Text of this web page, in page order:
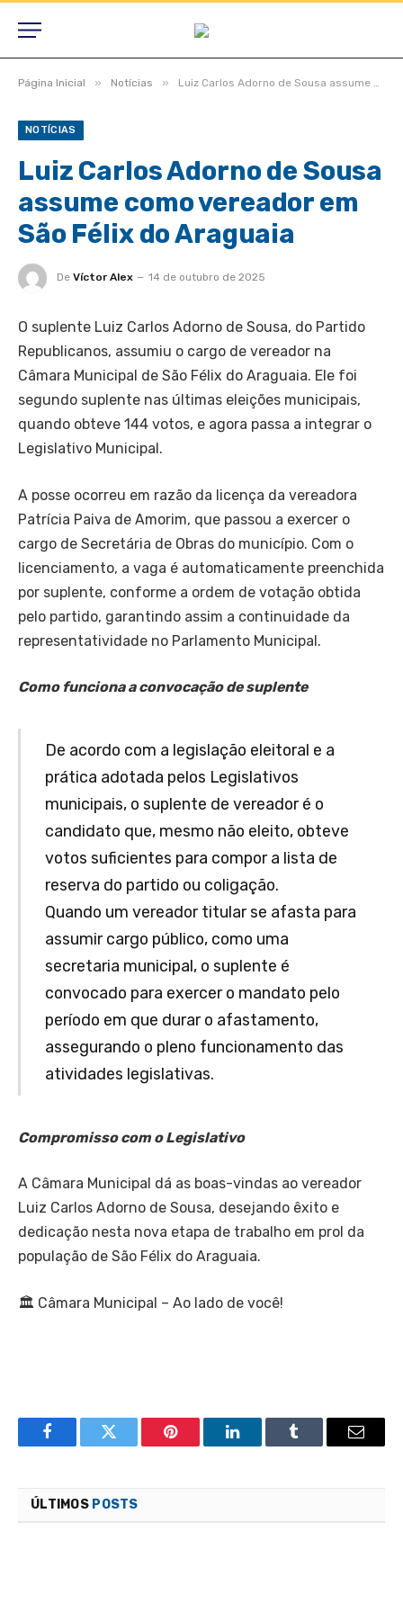
Página Inicial » Notícias » Luiz Carlos Adorno de Sousa assume como vereador em São Félix do Araguaia
NOTÍCIAS
Luiz Carlos Adorno de Sousa
assume como vereador em
São Félix do Araguaia
De Víctor Alex 14 de outubro de 2025
O suplente Luiz Carlos Adorno de Sousa, do Partido
Republicanos, assumiu o cargo de vereador na
Câmara Municipal de São Félix do Araguaia. Ele foi
segundo suplente nas últimas eleições municipais,
quando obteve 144 votos, e agora passa a integrar o
Legislativo Municipal.
A posse ocorreu em razão da licença da vereadora
Patrícia Paiva de Amorim, que passou a exercer o
cargo de Secretária de Obras do município. Com o
licenciamento, a vaga é automaticamente preenchida
por suplente, conforme a ordem de votação obtida
pelo partido, garantindo assim a continuidade da
representatividade no Parlamento Municipal.
Como funciona a convocação de suplente
De acordo com a legislação eleitoral e a
prática adotada pelos Legislativos
municipais, o suplente de vereador é o
candidato que, mesmo não eleito, obteve
votos suficientes para compor a lista de
reserva do partido ou coligação.
Quando um vereador titular se afasta para
assumir cargo público, como uma
secretaria municipal, o suplente é
convocado para exercer o mandato pelo
período em que durar o afastamento,
assegurando o pleno funcionamento das
atividades legislativas.
Compromisso com o Legislativo
A Câmara Municipal dá as boas-vindas ao vereador
Luiz Carlos Adorno de Sousa, desejando êxito e
dedicação nesta nova etapa de trabalho em prol da
população de São Félix do Araguaia.
🏛 Câmara Municipal – Ao lado de você!
FacebookTwitter Pinterest LinkedInTumblr Email
ÚLTIMOS POSTS